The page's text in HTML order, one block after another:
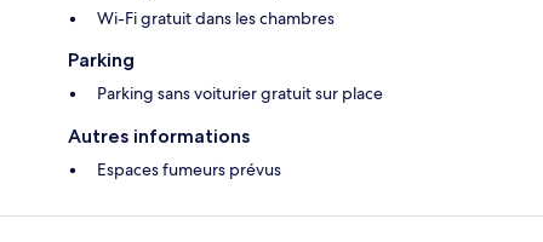
Wi-Fi gratuit dans les chambres
Parking
Parking sans voiturier gratuit sur place
Autres informations
Espaces fumeurs prévus